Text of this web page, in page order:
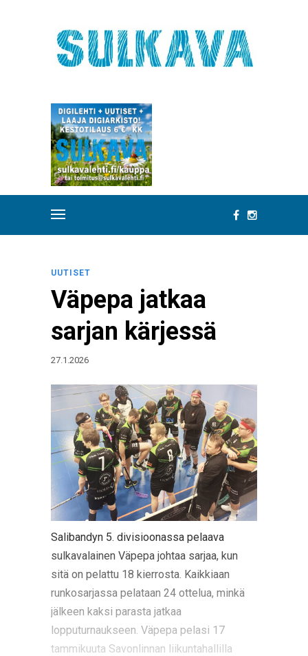
UUTISET
Väpepa jatkaa
sarjan kärjessä
27.1.2026
Salibandyn 5. divisioonassa pelaava
sulkavalainen Väpepa johtaa sarjaa, kun
sitä on pelattu 18 kierrosta. Kaikkiaan
runkosarjassa pelataan 24 ottelua, minkä
jälkeen kaksi parasta jatkaa
lopputurnaukseen. Väpepa pelasi 17
tammikuuta Savonlinnan liikuntahallilla